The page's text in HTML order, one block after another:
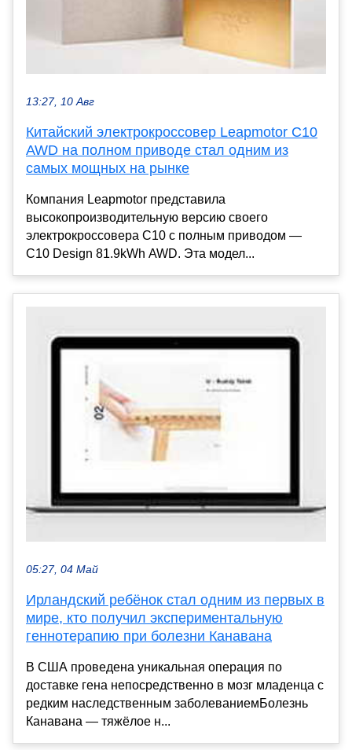
13:27, 10 Авг
Китайский электрокроссовер Leapmotor C10
AWD на полном приводе стал одним из
самых мощных на рынке
Компания Leapmotor представила
высокопроизводительную версию своего
электрокроссовера C10 с полным приводом —
C10 Design 81.9kWh AWD. Эта модел...
05:27, 04 Май
Ирландский ребёнок стал одним из первых в
мире, кто получил экспериментальную
геннотерапию при болезни Канавана
В США проведена уникальная операция по
доставке гена непосредственно в мозг младенца с
редким наследственным заболеваниемБолезнь
Канавана — тяжёлое н...